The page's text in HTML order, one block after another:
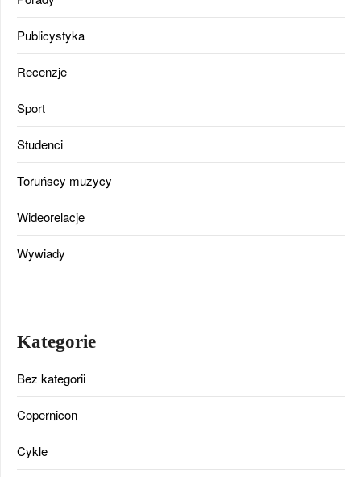
Publicystyka
Recenzje
Sport
Studenci
Toruńscy muzycy
Wideorelacje
Wywiady
Kategorie
Bez kategorii
Copernicon
Cykle